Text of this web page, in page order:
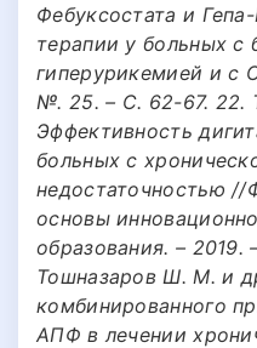
Фебуксостата и
терапии у больных с
гиперурикемией и с
№. 25. – С. 62-67. 22.
Эффективность
больных с
недостаточностью //
основы
образования. – 2019.
Тошназаров Ш. М. и
комбинированного
АПФ в лечении